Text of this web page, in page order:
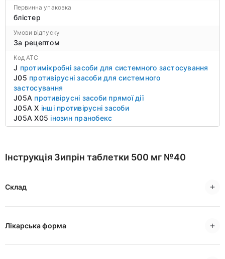
Первинна упаковка
блістер
Умови відпуску
За рецептом
Код ATC
J протимікробні засоби для системного застосування
J05 противірусні засоби для системного
застосування
J05A противірусні засоби прямої дії
J05A X інші противірусні засоби
J05A X05 інозин пранобекс
Інструкція Зипрін таблетки 500 мг №40
Склад
Лікарська форма